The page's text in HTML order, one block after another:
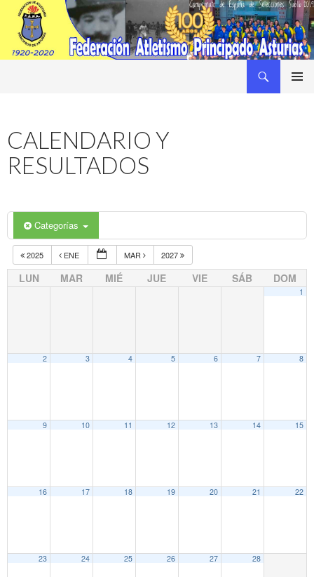
CALENDARIO Y
RESULTADOS
Categorías
2025 ENE MAR 2027
LUN MAR MIÉ JUE VIE SÁB DOM
1
2 3 4 5 6 7 8
9 10 11 12 13 14 15
16 17 18 19 20 21 22
23 24 25 26 27 28